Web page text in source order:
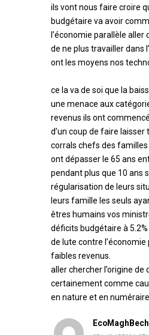
ils vont nous faire croire
budgétaire va avoir
l’économie parallèle
de ne plus travailler dans
ont les moyens nos
ce la va de soi que la
une menace aux
revenus ils ont
d’un coup de faire
corrals chefs des familles
ont dépasser le 65 ans
pendant plus que 10 ans
régularisation de leurs
leurs famille les seuls
êtres humains vos
déficits budgétaire à
de lute contre
faibles revenus.
aller chercher l’origine
certainement comme
en nature et en numéraire